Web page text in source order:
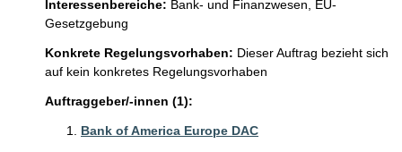
Interessenbereiche: Bank- und Finanzwesen, EU-
Gesetzgebung
Konkrete Regelungsvorhaben: Dieser Auftrag bezieht sich
auf kein konkretes Regelungsvorhaben
Auftraggeber/-innen (1):
Bank of America Europe DAC